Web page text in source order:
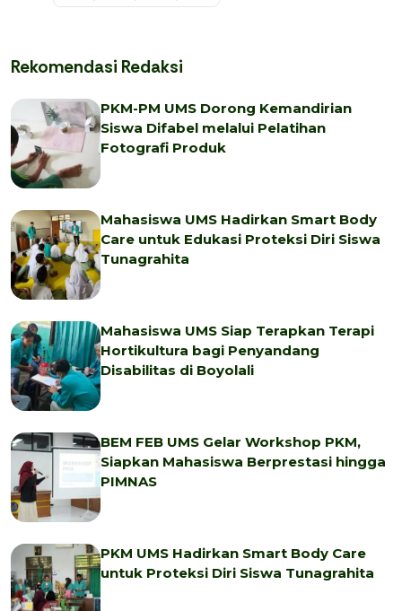
Rekomendasi Redaksi
PKM-PM UMS Dorong Kemandirian
Siswa Difabel melalui Pelatihan
Fotografi Produk
Mahasiswa UMS Hadirkan Smart Body
Care untuk Edukasi Proteksi Diri Siswa
Tunagrahita
Mahasiswa UMS Siap Terapkan Terapi
Hortikultura bagi Penyandang
Disabilitas di Boyolali
BEM FEB UMS Gelar Workshop PKM,
Siapkan Mahasiswa Berprestasi hingga
PIMNAS
PKM UMS Hadirkan Smart Body Care
untuk Proteksi Diri Siswa Tunagrahita